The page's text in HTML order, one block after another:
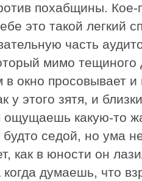
похабщины. Кое-
это такой легкий
часть
мимо
окно просовывает и
у этого зятя, и
какую-то
седой, но ума
как в юности он
думаешь, что